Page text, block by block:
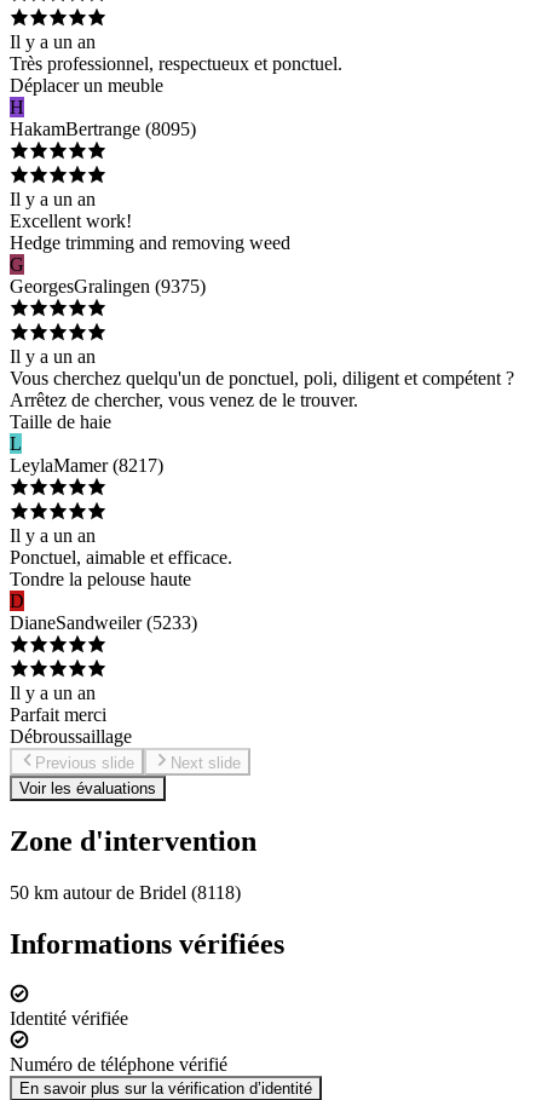
Il y a un an
Très professionnel, respectueux et ponctuel.
Déplacer un meuble
H
HakamBertrange (8095)
Il y a un an
Excellent work!
Hedge trimming and removing weed
G
GeorgesGralingen (9375)
Il y a un an
Vous cherchez quelqu'un de ponctuel, poli, diligent et compétent ?
Arrêtez de chercher, vous venez de le trouver.
Taille de haie
L
LeylaMamer(8217)
Il y a un an
Ponctuel, aimable et efficace.
Tondre la pelouse haute
D
DianeSandweiler(5233)
Il y a un an
Parfait merci
Débroussaillage
Previous slide
Next slide
Voir les évaluations
Zone d'intervention
50 km autour de Bridel (8118)
Informations vérifiées
Identité vérifiée
Numéro de téléphone vérifié
En savoir plus sur la vérification d’identité